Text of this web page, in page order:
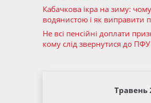
Кабачкова ікра на зиму:
водянистою і як виправити
Не всі пенсійні доплати
кому слід звернутися до ПФУ
Травень